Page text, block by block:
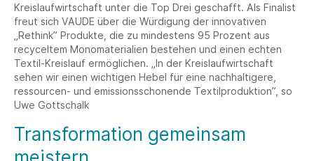
Kreislaufwirtschaft unter die Top Drei geschafft. Als Finalist
freut sich VAUDE über die Würdigung der innovativen
„Rethink” Produkte, die zu mindestens 95 Prozent aus
recyceltem Monomaterialien bestehen und einen echten
Textil-Kreislauf ermöglichen. „In der Kreislaufwirtschaft
sehen wir einen wichtigen Hebel für eine nachhaltigere,
ressourcen- und emissionsschonende Textilproduktion”, so
Uwe Gottschalk
Transformation gemeinsam